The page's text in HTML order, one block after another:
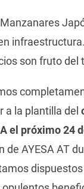
son fruto del
a la plantilla del
el próximo 24
de AYESA AT